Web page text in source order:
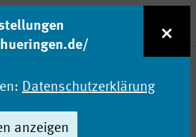
EINSCHREIBEN!
×
Datenschutzerklärung
anzeigen